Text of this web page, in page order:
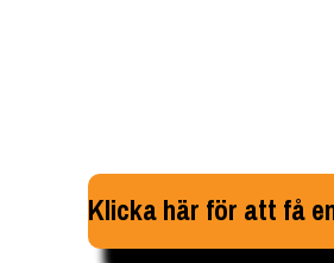
Klicka här för att få